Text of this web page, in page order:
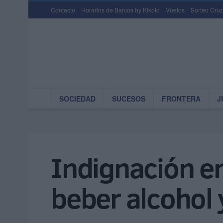
Contacto Horarios de Barcos by Kikoto Vuelos Sorteo
SOCIEDAD SUCESOS FRONTERA
Indignación
beber alcohol